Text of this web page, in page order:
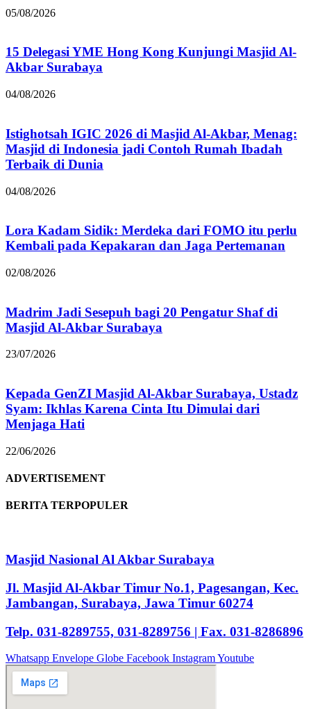
05/08/2026
15 Delegasi YME Hong Kong Kunjungi Masjid Al-
Akbar Surabaya
04/08/2026
Istighotsah IGIC 2026 di Masjid Al-Akbar, Menag:
Masjid di Indonesia jadi Contoh Rumah Ibadah
Terbaik di Dunia
04/08/2026
Lora Kadam Sidik: Merdeka dari FOMO itu perlu
Kembali pada Kepakaran dan Jaga Pertemanan
02/08/2026
Madrim Jadi Sesepuh bagi 20 Pengatur Shaf di
Masjid Al-Akbar Surabaya
23/07/2026
Kepada GenZI Masjid Al-Akbar Surabaya, Ustadz
Syam: Ikhlas Karena Cinta Itu Dimulai dari
Menjaga Hati
22/06/2026
ADVERTISEMENT
BERITA TERPOPULER
Masjid Nasional Al Akbar Surabaya
Jl. Masjid Al-Akbar Timur No.1, Pagesangan, Kec.
Jambangan, Surabaya, Jawa Timur 60274
Telp. 031-8289755, 031-8289756 | Fax. 031-8286896
Whatsapp Envelope Globe Facebook InstagramYoutube